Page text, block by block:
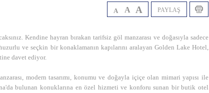
A A A PAYLAŞ
Kendine hayran bırakan tarifsiz göl manzarası ve doğasıyla sadece
ve seçkin bir konaklamanın kapılarını aralayan Golden Lake Hotel,
davet ediyor.
modern tasarımı, konumu ve doğayla içiçe olan mimari yapısı ile
bulunan konuklarına en özel hizmeti ve konforu sunan bir butik otel